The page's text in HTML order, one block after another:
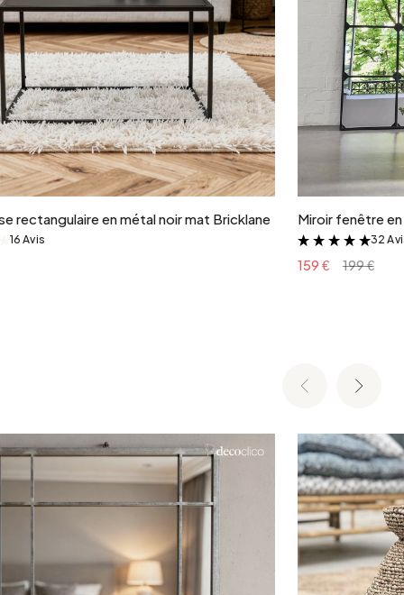
Ajouter au panier
rectangulaire en métal noir mat Bricklane
&
16 Avis
Miroir fenêtre
&
32
159 € 199 €